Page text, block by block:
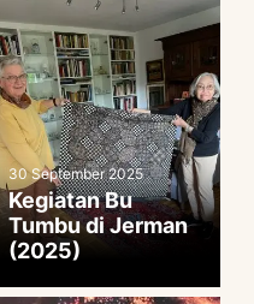
30 September 2025
Kegiatan Bu
Tumbu di Jerman
(2025)